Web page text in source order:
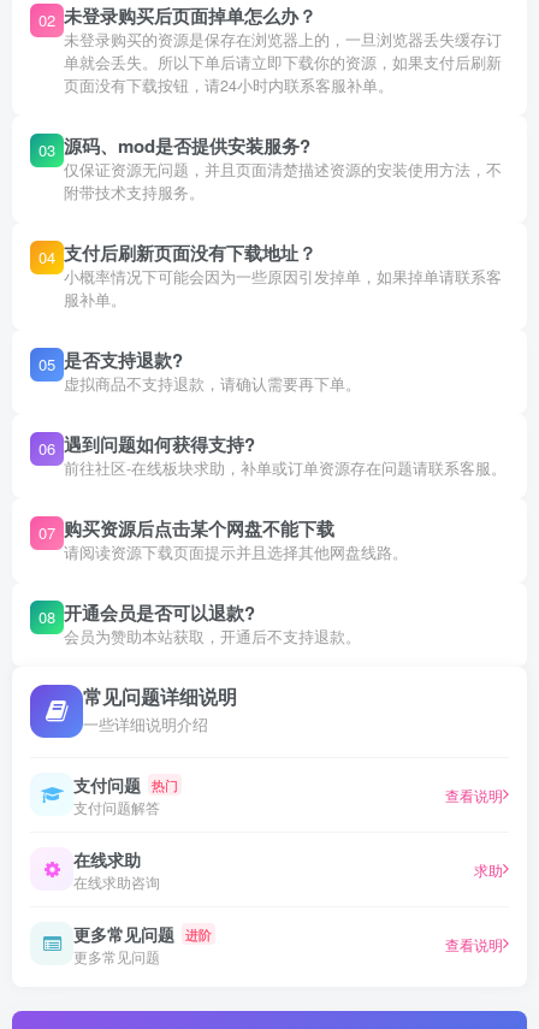
02 未登录购买后页面掉单怎么办？
未登录购买的资源是保存在浏览器上的，一旦浏览器丢失缓存订
单就会丢失。所以下单后请立即下载你的资源，如果支付后刷新
页面没有下载按钮，请24小时内联系客服补单。
03 源码、mod是否提供安装服务?
仅保证资源无问题，并且页面清楚描述资源的安装使用方法，不
附带技术支持服务。
04 支付后刷新页面没有下载地址？
小概率情况下可能会因为一些原因引发掉单，如果掉单请联系客
服补单。
05 是否支持退款?
虚拟商品不支持退款，请确认需要再下单。
06 遇到问题如何获得支持?
前往社区-在线板块求助，补单或订单资源存在问题请联系客服。
07 购买资源后点击某个网盘不能下载
请阅读资源下载页面提示并且选择其他网盘线路。
08 开通会员是否可以退款?
会员为赞助本站获取，开通后不支持退款。
常见问题详细说明
一些详细说明介绍
支付问题 热门
支付问题解答
查看说明
在线求助
在线求助咨询
求助
更多常见问题 进阶
更多常见问题
查看说明